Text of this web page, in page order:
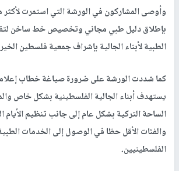
وأوصى المشاركون في الورشة التي استمرت
بإطلاق دليل طبي مجاني وتخصيص خط ساخن
الطبية لأبناء الجالية بإشراف جمعية فلسطين
كما شددت الورشة على ضرورة صياغة خطاب
يستهدف أبناء الجالية الفلسطينية بشكل خاص
الساحة التركية بشكل عام إلى جانب تنظيم الأيام
والفئات الأقل حظا في الوصول إلى الخدمات
الفلسطينيين.